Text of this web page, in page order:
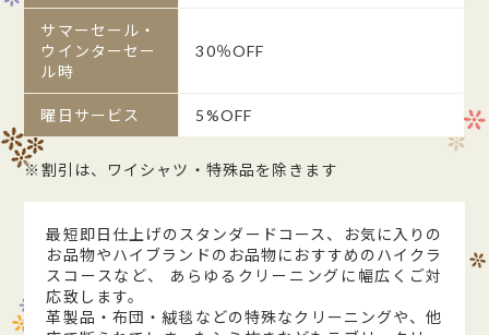
サマーセール・
ウインターセー
ル時
30％OFF
曜日サービス 5%OFF
※割引は、ワイシャツ・特殊品を除きます
最短即日仕上げのスタンダードコース、お気に入りの
お品物やハイブランドのお品物におすすめのハイクラ
スコースなど、 あらゆるクリーニングに幅広くご対
応致します。
革製品・布団・絨毯などの特殊なクリーニングや、他